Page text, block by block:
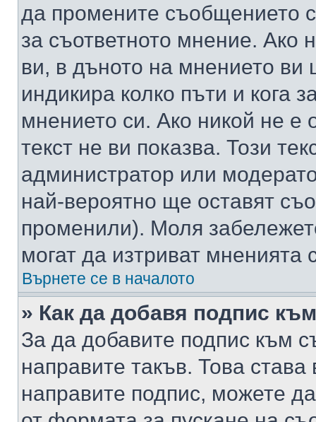
да промените съобщението
за съответното мнение. Ако
ви, в дъното на мнението ви
индикира колко пъти и кога
мнението си. Ако никой не е
текст не ви показва. Този
администратор или
най-вероятно ще оставят
променили). Моля
могат да изтриват мненията
Върнете се в началото
» Как да добавя подпис
За да добавите подпис към
направите такъв. Това
направите подпис, можете